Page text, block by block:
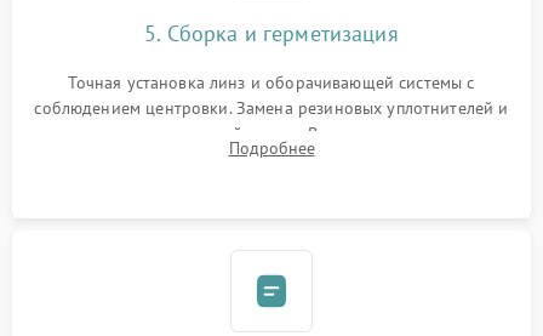
5. Сборка и герметизация
Точная установка линз и оборачивающей системы с
соблюдением центровки. Замена резиновых уплотнителей и
нанесение влагозащитной смазки. Вакуумирование корпуса
и заполнение его осушенным азотом или аргоном для
Подробнее